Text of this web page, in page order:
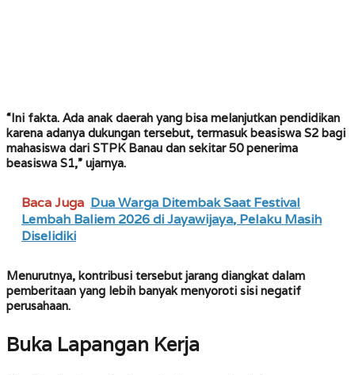
“Ini fakta. Ada anak daerah yang bisa melanjutkan pendidikan
karena adanya dukungan tersebut, termasuk beasiswa S2 bagi
mahasiswa dari STPK Banau dan sekitar 50 penerima
beasiswa S1,” ujarnya.
Baca Juga Dua Warga Ditembak Saat Festival
Lembah Baliem 2026 di Jayawijaya, Pelaku Masih
Diselidiki
Menurutnya, kontribusi tersebut jarang diangkat dalam
pemberitaan yang lebih banyak menyoroti sisi negatif
perusahaan.
Buka Lapangan Kerja